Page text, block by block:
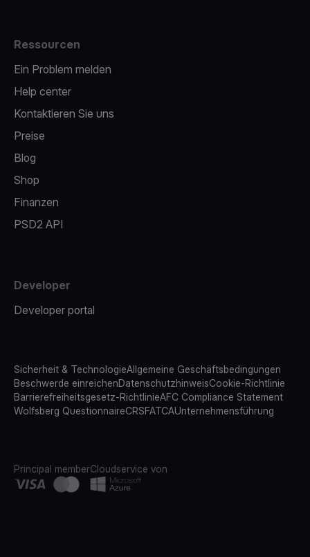
Ressourcen
Ein Problem melden
Help center
Kontaktieren Sie uns
Preise
Blog
Shop
Finanzen
PSD2 API
Developer
Developer portal
Sicherheit & TechnologieAllgemeine Geschäftsbedingungen
Beschwerde einreichenDatenschutzhinweisCookie-Richtlinie
Barrierefreiheitsgesetz-RichtlinieAFC Compliance Statement
Wolfsberg QuestionnaireCRSFATCAUnternehmensführung
Principal memberCloudservice von